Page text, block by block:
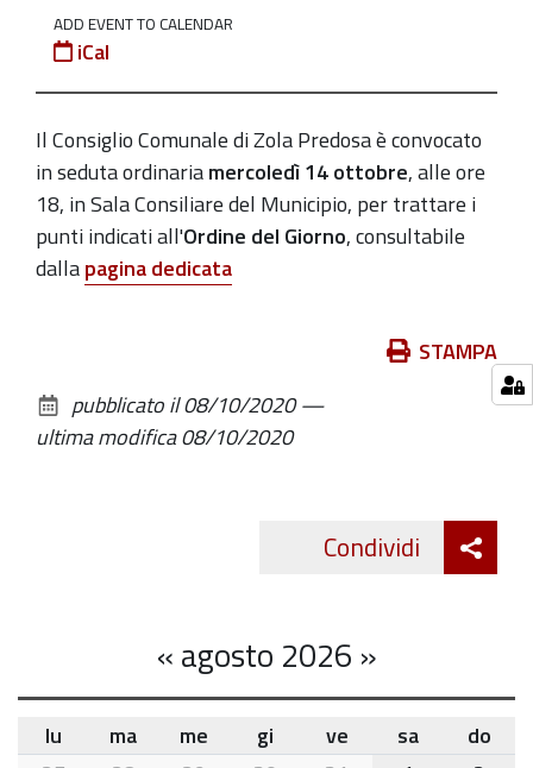
14T18:00:00+02:00
14T21:00:00+02:00
ADD EVENT TO CALENDAR
iCal
Il Consiglio Comunale di Zola Predosa è convocato
in seduta ordinariamercoledì 14 ottobre, alle ore
18, in Sala Consiliare del Municipio, per trattare i
punti indicati all'Ordine del Giorno, consultabile
dallapagina dedicata
documento
STAMPA
pubblicato il08/10/2020—
ultima modifica08/10/2020
Condividi
«agosto 2026 »
lu ma me gi ve sa
do